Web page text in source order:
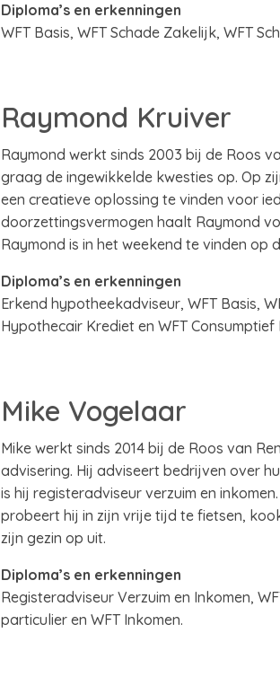
Diploma’s en erkenningen
WFT Basis, WFT Schade Zakelijk, WFT
Raymond Kruiver
Raymond werkt sinds 2003 bij de Roos
graag de ingewikkelde kwesties op. Op
een creatieve oplossing te vinden voor
doorzettingsvermogen haalt Raymond
Raymond is in het weekend te vinden op
Diploma’s en erkenningen
Erkend hypotheekadviseur, WFT Basis,
Hypothecair Krediet en WFT Consumptief
Mike Vogelaar
Mike werkt sinds 2014 bij de Roos van
advisering. Hij adviseert bedrijven over
is hij registeradviseur verzuim en
probeert hij in zijn vrije tijd te fietsen,
zijn gezin op uit.
Diploma’s en erkenningen
Registeradviseur Verzuim en Inkomen,
particulier en WFT Inkomen.